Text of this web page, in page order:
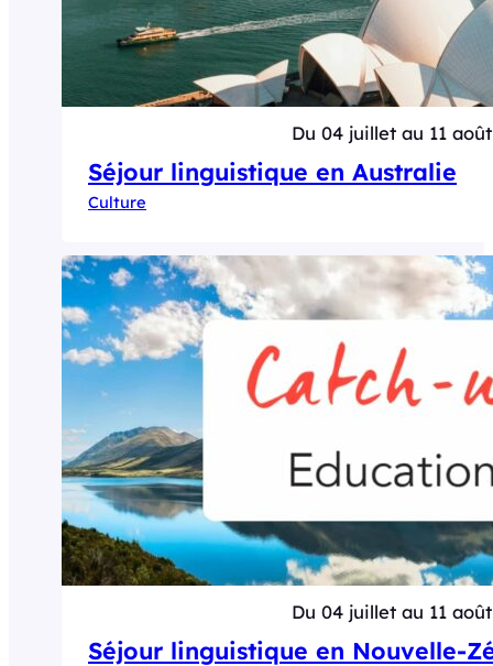
Du 04 juillet au 11 août
Séjour linguistique en Australie
Culture
Du 04 juillet au 11 août
Séjour linguistique en Nouvelle-